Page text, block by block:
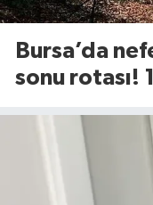
Bursa’da
sonu rotası!